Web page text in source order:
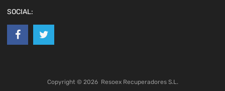
SOCIAL:
Copyright © 2026 Resoex Recuperadores S.L.